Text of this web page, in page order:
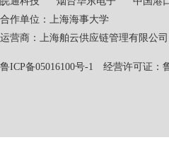
合作单位：上海海事大学
运营商：上海舶云供应链管理
鲁ICP备05016100号-1 经营许可证：